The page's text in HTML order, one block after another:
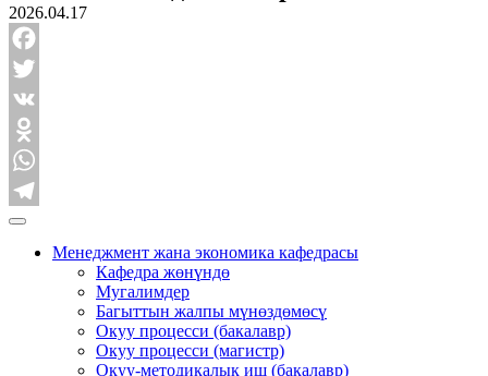
2026.04.17
Facebook
Twitter
VK
Odnoklassniki
WhatsApp
Telegram
Менеджмент жана экономика кафедрасы
Кафедра жөнүндө
Мугалимдер
Багыттын жалпы мүнөздөмөсү
Окуу процесси (бакалавр)
Окуу процесси (магистр)
Окуу-методикалык иш (бакалавр)